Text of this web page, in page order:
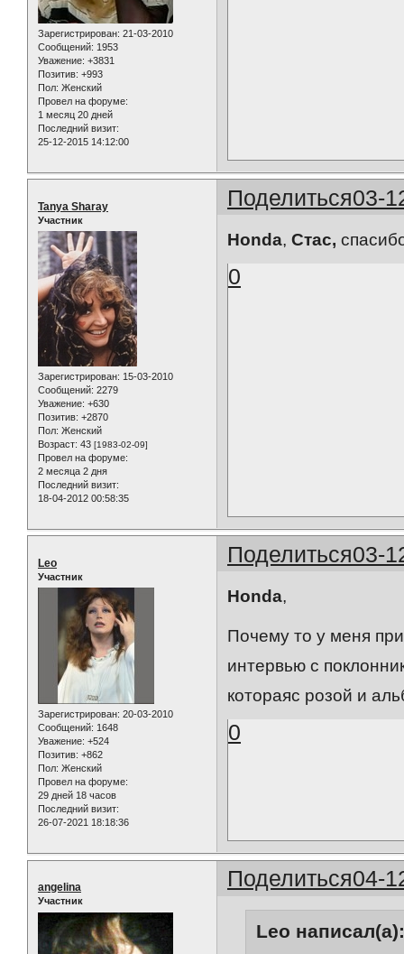
Зарегистрирован: 21-03-2010
Сообщений: 1953
Уважение: +3831
Позитив: +993
Пол: Женский
Провел на форуме:
1 месяц 20 дней
Последний визит:
25-12-2015 14:12:00
Поделиться03-
Tanya Sharay
Участник
Зарегистрирован: 15-03-2010
Сообщений: 2279
Уважение: +630
Позитив: +2870
Пол: Женский
Возраст: 43 [1983-02-09]
Провел на форуме:
2 месяца 2 дня
Последний визит:
18-04-2012 00:58:35
Honda,Стас,
0
Поделиться03-
Leo
Участник
Зарегистрирован: 20-03-2010
Сообщений: 1648
Уважение: +524
Позитив: +862
Пол: Женский
Провел на форуме:
29 дней 18 часов
Последний визит:
26-07-2021 18:18:36
Honda,
Почему то у меня
интервью с
котораяс розой и
0
Поделиться04-
angelina
Участник
Leo написал(а):